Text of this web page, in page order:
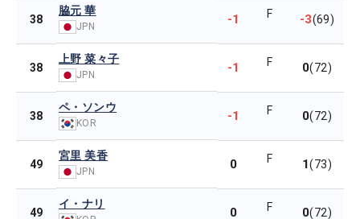
38
脇元 華
JPN -1 F -3(69)
38
上野 菜々子
JPN -1 F 0(72)
38
ペ・ソンウ
KOR -1 F 0(72)
49
宮里 美香
JPN 0 F 1(73)
49
イ・ナリ
0 F 0(72)